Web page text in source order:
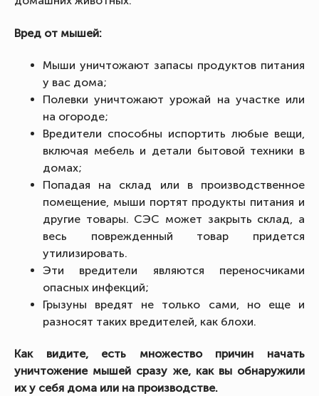
Вред от мышей:
Мыши уничтожают запасы продуктов питания
у вас дома;
Полевки уничтожают урожай на участке или
на огороде;
Вредители способны испортить любые вещи,
включая мебель и детали бытовой техники в
домах;
Попадая на склад или в производственное
помещение, мыши портят продукты питания и
другие товары. СЭС может закрыть склад, а
весь поврежденный товар придется
утилизировать.
Эти вредители являются переносчиками
опасных инфекций;
Грызуны вредят не только сами, но еще и
разносят таких вредителей, как блохи.
Как видите, есть множество причин начать
уничтожение мышей сразу же, как вы обнаружили
их у себя дома или на производстве.